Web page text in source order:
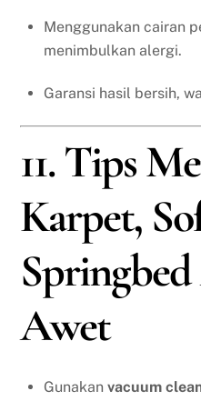
Menggunakan cairan
menimbulkan alergi.
Garansi hasil bersih,
11. Tips
Karpet,
Awet
Gunakan vacuum